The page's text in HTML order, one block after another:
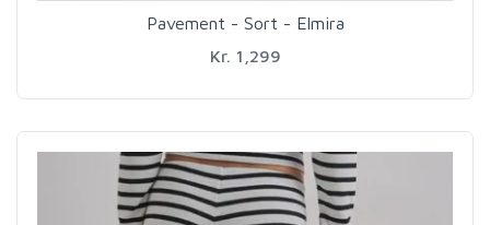
Pavement - Sort - Elmira
Kr. 1,299